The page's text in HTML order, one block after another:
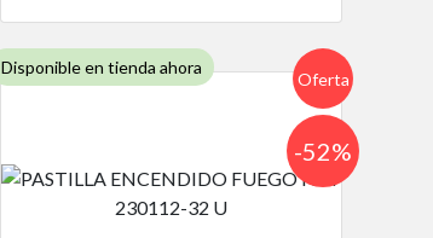
Disponible en tienda ahora
Oferta
-52%